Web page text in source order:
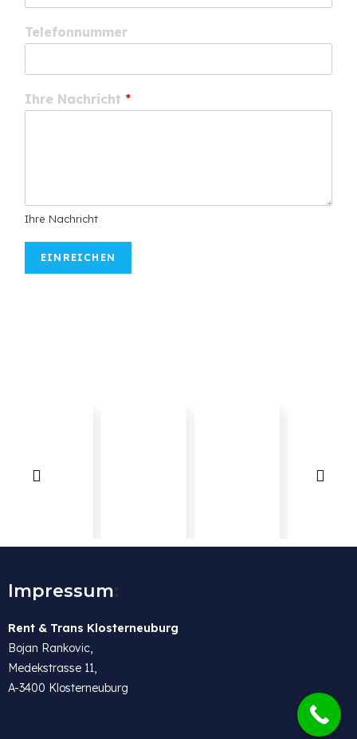
Telefonnummer
Ihre Nachricht *
Ihre Nachricht
EINREICHEN
Impressum:
Rent & Trans Klosterneuburg
Bojan Rankovic,
Medekstrasse 11,
A-3400 Klosterneuburg